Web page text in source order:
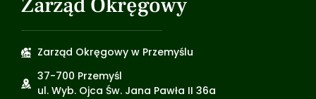
Zarząd Okręgowy w Przemyślu
37-700 Przemyśl
ul. Wyb. Ojca Św. Jana Pawła II 36a